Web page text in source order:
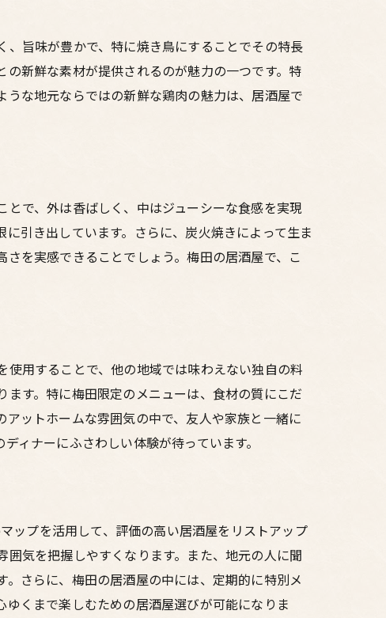
旨味が豊かで、特に焼き鳥にすることでその特長
新鮮な素材が提供されるのが魅力の一つです。特
な地元ならではの新鮮な鶏肉の魅力は、居酒屋で
で、外は香ばしく、中はジューシーな食感を実現
引き出しています。さらに、炭火焼きによって生ま
を実感できることでしょう。梅田の居酒屋で、こ
用することで、他の地域では味わえない独自の料
す。特に梅田限定のメニューは、食材の質にこだ
ットホームな雰囲気の中で、友人や家族と一緒に
ィナーにふさわしい体験が待っています。
ップを活用して、評価の高い居酒屋をリストアップ
気を把握しやすくなります。また、地元の人に聞
さらに、梅田の居酒屋の中には、定期的に特別メ
くまで楽しむための居酒屋選びが可能になりま